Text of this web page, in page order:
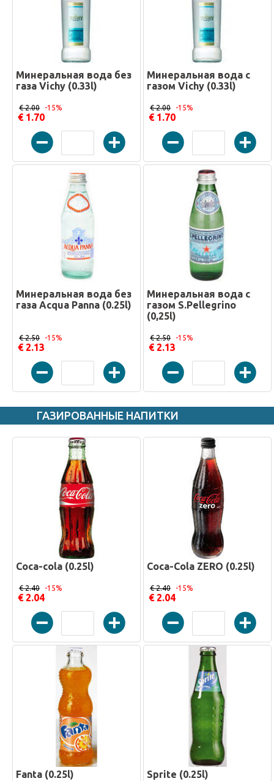
Минеральная вода без
газа Vichy (0.33l)
€ 1.70
€ 2.00 -15%
Минеральная вода с
газом Vichy (0.33l)
€ 1.70
€ 2.00 -15%
Минеральная вода без
газа Acqua Panna (0.25l)
€ 2.13
€ 2.50 -15%
Минеральная вода с
газом S.Pellegrino
(0,25l)
€ 2.13
€ 2.50 -15%
ГАЗИРОВАННЫЕ НАПИТКИ
Coca-cola (0.25l)
€ 2.04
€ 2.40 -15%
Coca-Cola ZERO (0.25l)
€ 2.04
€ 2.40 -15%
Fanta (0.25l) Sprite (0.25l)